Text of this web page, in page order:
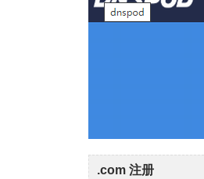
.com 注册